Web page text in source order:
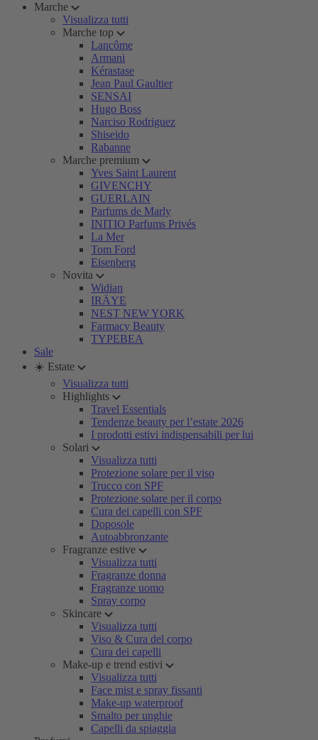
Marche
Visualizza tutti
Marche top
Lancôme
Armani
Kérastase
Jean Paul Gaultier
SENSAI
Hugo Boss
Narciso Rodriguez
Shiseido
Rabanne
Marche premium
Yves Saint Laurent
GIVENCHY
GUERLAIN
Parfums de Marly
INITIO Parfums Privés
La Mer
Tom Ford
Eisenberg
Novita
Widian
IRÄYE
NEST NEW YORK
Farmacy Beauty
TYPEBEA
Sale
☀️ Estate
Visualizza tutti
Highlights
Travel Essentials
Tendenze beauty per l’estate 2026
I prodotti estivi indispensabili per lui
Solari
Visualizza tutti
Protezione solare per il viso
Trucco con SPF
Protezione solare per il corpo
Cura dei capelli con SPF
Doposole
Autoabbronzante
Fragranze estive
Visualizza tutti
Fragranze donna
Fragranze uomo
Spray corpo
Skincare
Visualizza tutti
Viso & Cura del corpo
Cura dei capelli
Make-up e trend estivi
Visualizza tutti
Face mist e spray fissanti
Make-up waterproof
Smalto per unghie
Capelli da spiaggia